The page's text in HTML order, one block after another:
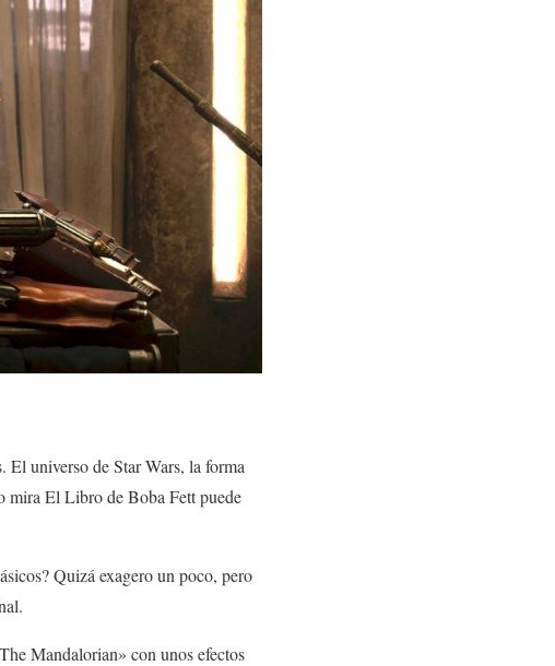
El universo de Star Wars, la forma
mira El Libro de Boba Fett puede
Quizá exagero un poco, pero
Mandalorian» con unos efectos